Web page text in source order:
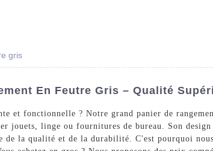
gris
En Feutre Gris – Qualité
et fonctionnelle ? Notre grand panier de
jouets, linge ou fournitures de bureau. Son design
de la qualité et de la durabilité. C'est pourquoi